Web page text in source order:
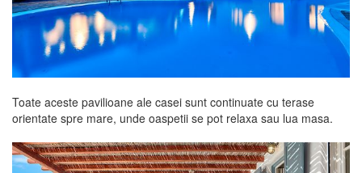
Toate aceste pavilioane ale casei sunt continuate cu terase
orientate spre mare, unde oaspetii se pot relaxa sau lua masa.